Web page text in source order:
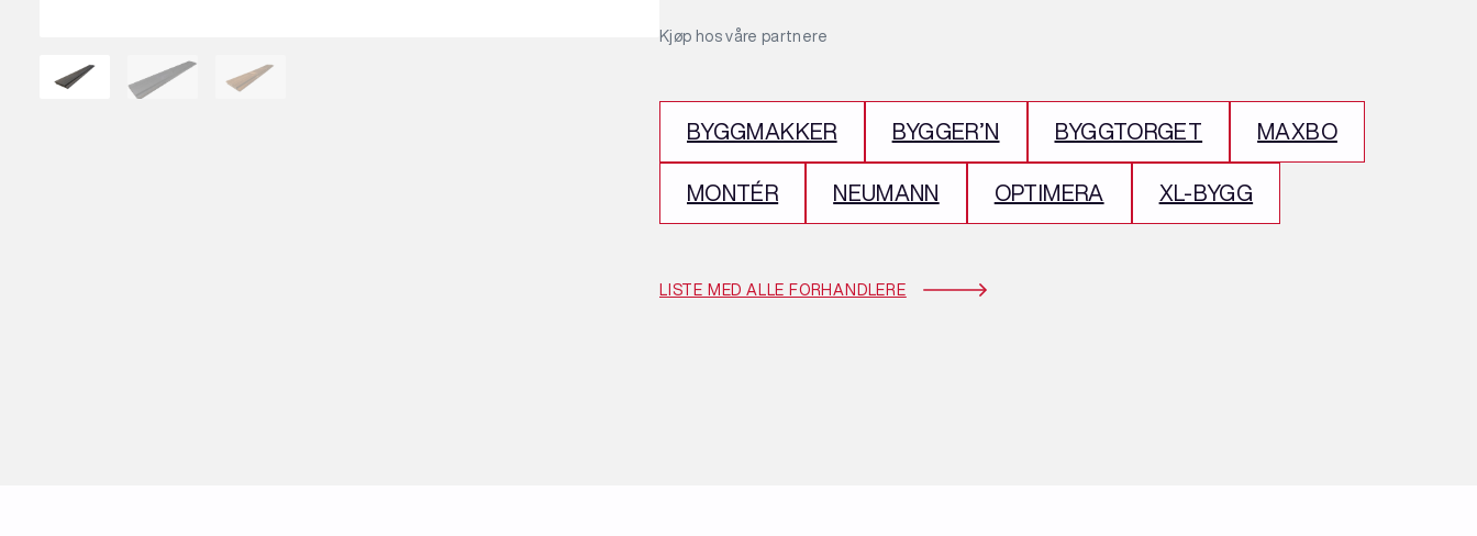
Kjøp hos våre partnere
BYGGMAKKER BYGGER’N BYGGTORGET MAXBO
MONTÉR NEUMANN OPTIMERA XL-BYGG
LISTE MED ALLE FORHANDLERE